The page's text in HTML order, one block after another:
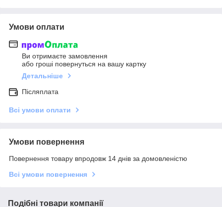
Умови оплати
Ви отримаєте замовлення
або гроші повернуться на вашу картку
Детальніше
Післяплата
Всі умови оплати
Умови повернення
Повернення товару впродовж 14 днів за домовленістю
Всі умови повернення
Подібні товари компанії